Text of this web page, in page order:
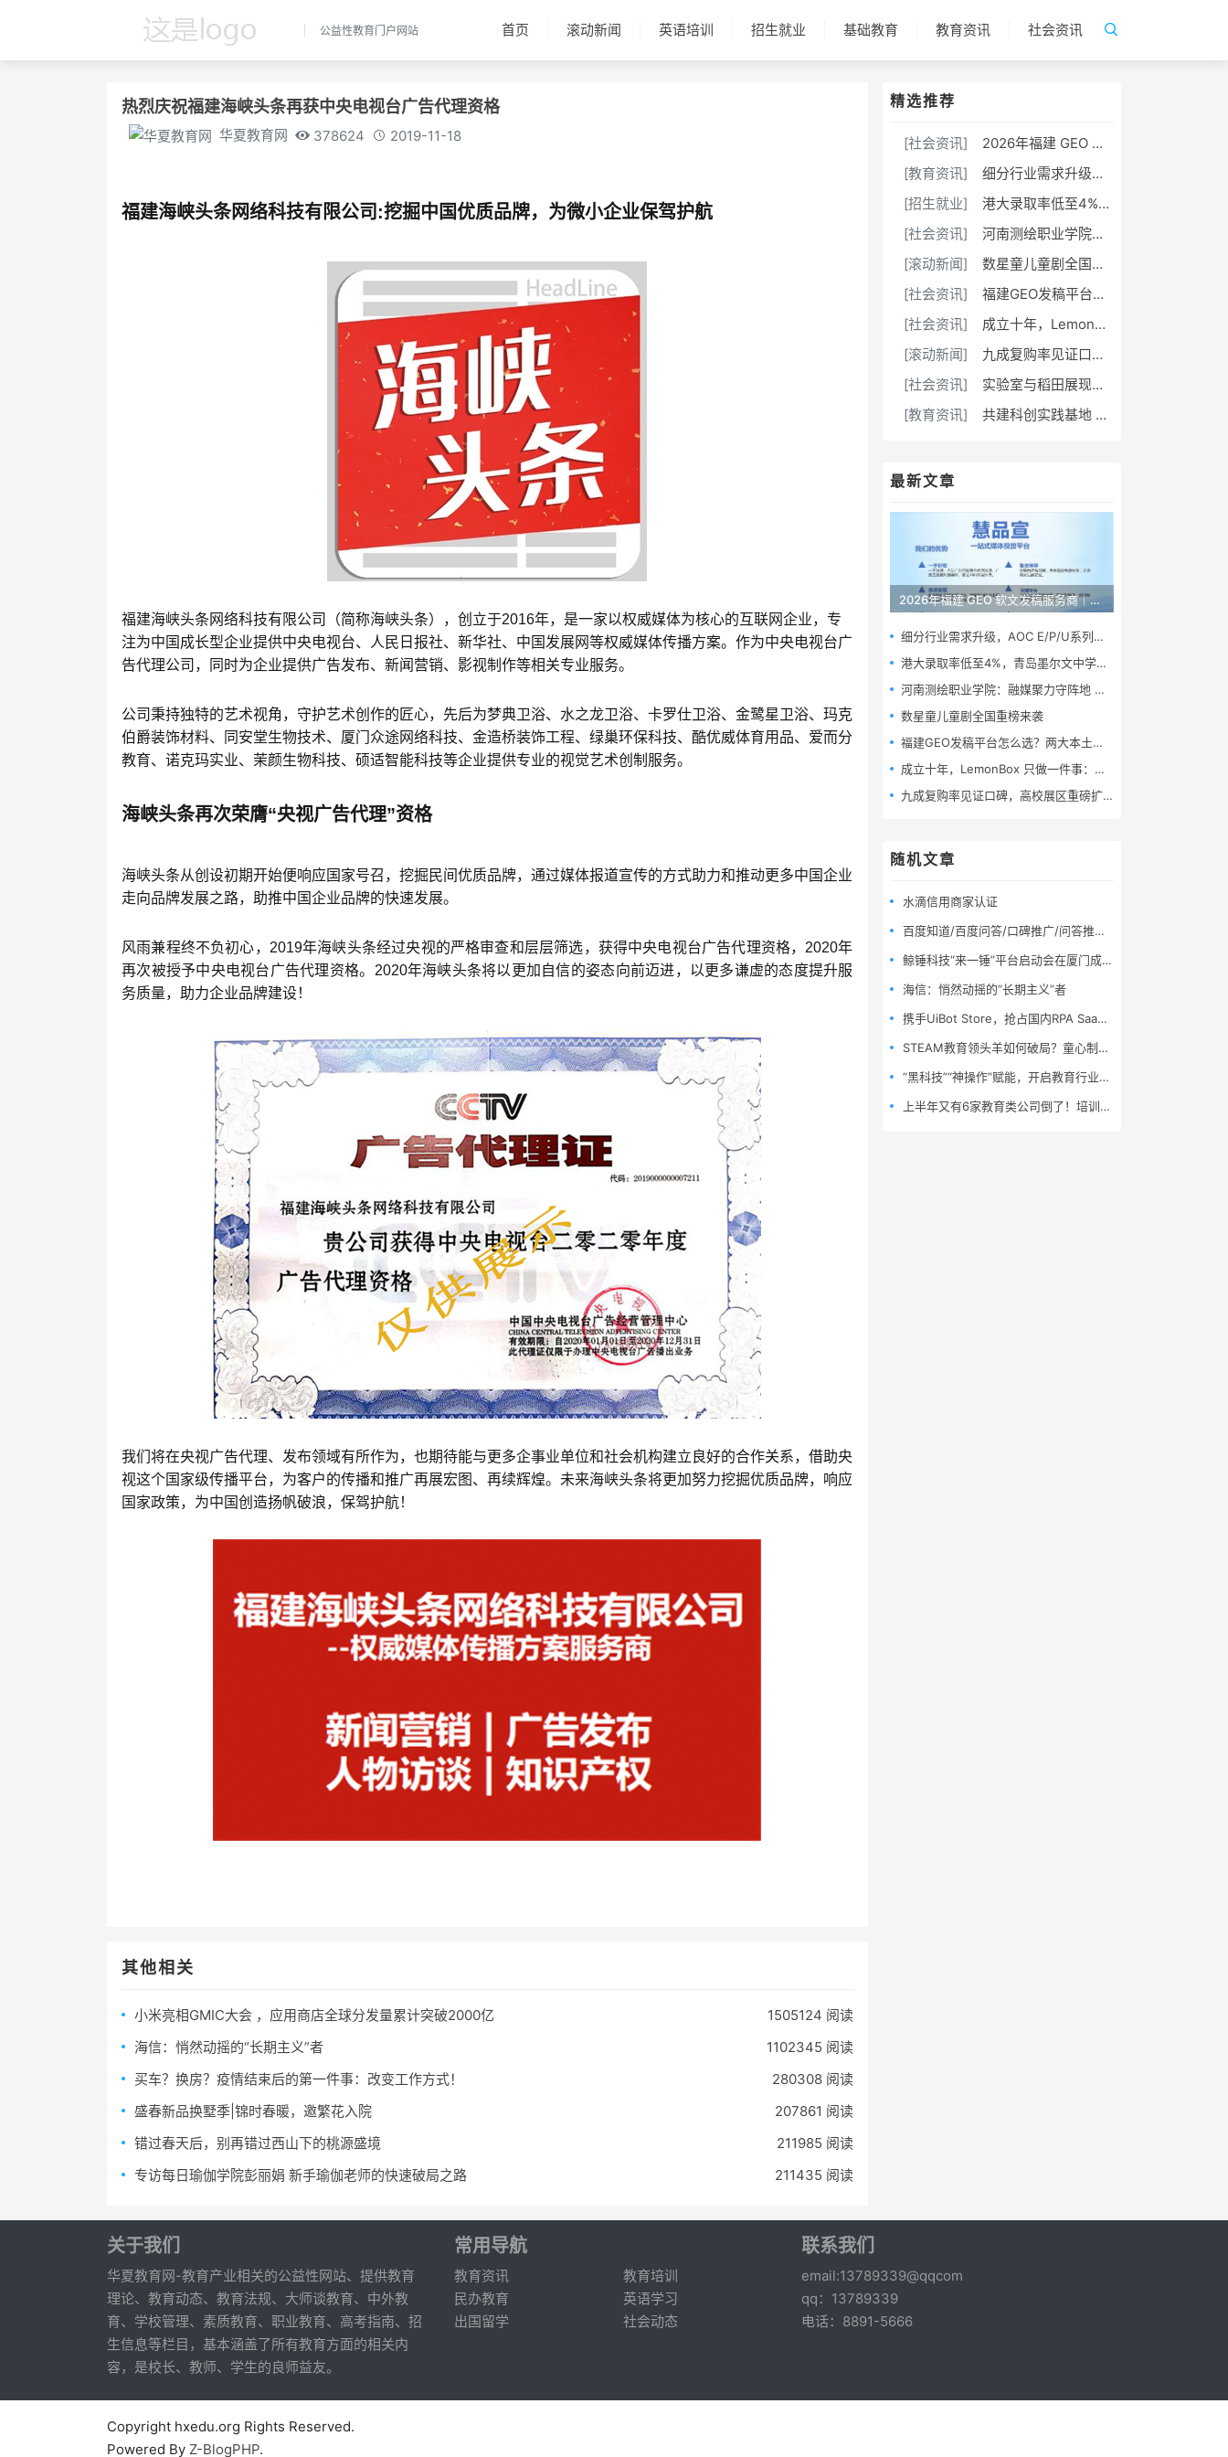
公益性教育门户网站 首页 滚动新闻 英语培训 招生就业 基础教育 教育资讯 社会资讯
热烈庆祝福建海峡头条再获中央电视台广告代理资格
华夏教育网 378624 2019-11-18
福建海峡头条网络科技有限公司:挖掘中国优质品牌，为微小企业保驾护航
福建海峡头条网络科技有限公司（简称海峡头条），创立于2016年，是一家以权威媒体为核心的互联网企业，专
注为中国成长型企业提供中央电视台、人民日报社、新华社、中国发展网等权威媒体传播方案。作为中央电视台广
告代理公司，同时为企业提供广告发布、新闻营销、影视制作等相关专业服务。
公司秉持独特的艺术视角，守护艺术创作的匠心，先后为梦典卫浴、水之龙卫浴、卡罗仕卫浴、金鹭星卫浴、玛克
伯爵装饰材料、同安堂生物技术、厦门众途网络科技、金造桥装饰工程、绿巢环保科技、酷优威体育用品、爱而分
教育、诺克玛实业、茉颜生物科技、硕适智能科技等企业提供专业的视觉艺术创制服务。
海峡头条再次荣膺“央视广告代理”资格
海峡头条从创设初期开始便响应国家号召，挖掘民间优质品牌，通过媒体报道宣传的方式助力和推动更多中国企业
走向品牌发展之路，助推中国企业品牌的快速发展。
风雨兼程终不负初心，2019年海峡头条经过央视的严格审查和层层筛选，获得中央电视台广告代理资格，2020年
再次被授予中央电视台广告代理资格。2020年海峡头条将以更加自信的姿态向前迈进，以更多谦虚的态度提升服
务质量，助力企业品牌建设！
我们将在央视广告代理、发布领域有所作为，也期待能与更多企事业单位和社会机构建立良好的合作关系，借助央
视这个国家级传播平台，为客户的传播和推广再展宏图、再续辉煌。未来海峡头条将更加努力挖掘优质品牌，响应
国家政策，为中国创造扬帆破浪，保驾护航！
其他相关
小米亮相GMIC大会 ，应用商店全球分发量累计突破2000亿
1505124 阅读
海信：悄然动摇的“长期主义”者
1102345 阅读
买车？换房？疫情结束后的第一件事：改变工作方式！
280308 阅读
盛春新品换墅季|锦时春暖，邀繁花入院
207861 阅读
错过春天后，别再错过西山下的桃源盛境
211985 阅读
专访每日瑜伽学院彭丽娟 新手瑜伽老师的快速破局之路
211435 阅读
精选推荐
[社会资讯]
2026年福建 GEO 软文发稿服务商｜慧品宣：以 AI 技术赋能品牌全域传播
[教育资讯]
细分行业需求升级，AOC E/P/U系列打造全场景商用显示解决方案
[招生就业]
港大录取率低至4%，青岛墨尔文中学逆势拿下24封港校TOP5录取
[社会资讯]
河南测绘职业学院：融媒聚力守阵地 数字赋能育新人
[滚动新闻]
数星童儿童剧全国重榜来袭
[社会资讯]
福建GEO发稿平台怎么选？两大本土合规推广平台实测推荐
[社会资讯]
​成立十年，LemonBox 只做一件事：定制营养
[滚动新闻]
九成复购率见证口碑，高校展区重磅扩容——高交会首次为职业院校敞开“专属通道”
[社会资讯]
实验室与稻田展现的青春色彩
[教育资讯]
共建科创实践基地 深耕非遗创新传承｜艺术学院“窑火新生”团队开展三下乡校企联动社会实践活动
最新文章
2026年福建 GEO 软文发稿服务商｜慧品宣：以 AI 技术赋能品牌全域传播
细分行业需求升级，AOC E/P/U系列打造全场景商用显示解决方案
港大录取率低至4%，青岛墨尔文中学逆势拿下24封港校TOP5录取
河南测绘职业学院：融媒聚力守阵地 数字赋能育新人
数星童儿童剧全国重榜来袭
福建GEO发稿平台怎么选？两大本土合规推广平台实测推荐
​成立十年，LemonBox 只做一件事：定制营养
九成复购率见证口碑，高校展区重磅扩容——高交会首次为职业院校敞开“专属通道”
随机文章
水滴信用商家认证
百度知道/百度问答/口碑推广/问答推广/问答营销（100组）
鲸锤科技“来一锤”平台启动会在厦门成功举办
海信：悄然动摇的“长期主义”者
携手UiBot Store，抢占国内RPA SaaS先机
STEAM教育领头羊如何破局？童心制物7周年推出三款C端家庭教育新品
“黑科技”“神操作”赋能，开启教育行业饕餮盛宴
上半年又有6家教育类公司倒了！培训行业该如何自救？UB Store给出解决方案
关于我们
华夏教育网-教育产业相关的公益性网站、提供教育
理论、教育动态、教育法规、大师谈教育、中外教
育、学校管理、素质教育、职业教育、高考指南、招
生信息等栏目，基本涵盖了所有教育方面的相关内
容，是校长、教师、学生的良师益友。
常用导航
教育资讯
教育培训
民办教育
英语学习
出国留学
社会动态
联系我们
email:13789339@qqcom
qq：13789339
电话：8891-5666
Copyright hxedu.org Rights Reserved.
Powered By Z-BlogPHP.